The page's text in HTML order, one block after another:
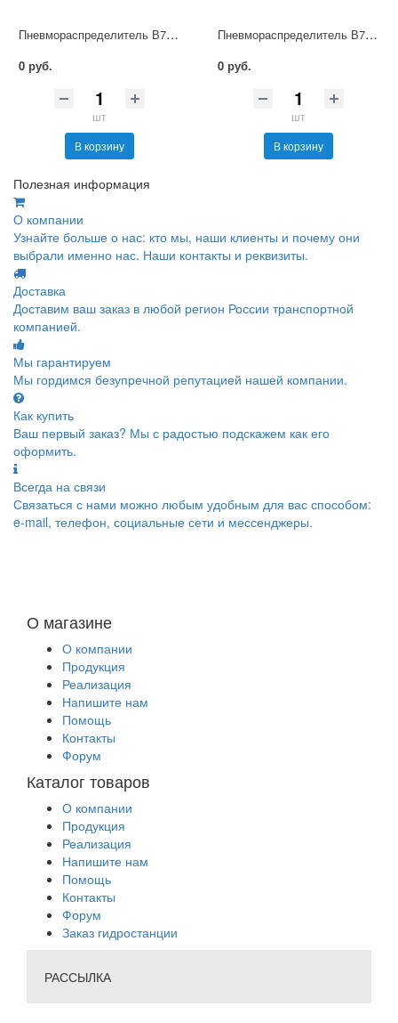
Пневмораспределитель В79-11А
0 руб.
шт
В корзину
Пневмораспределитель В74-21А
0 руб.
шт
В корзину
Полезная информация
О компании
Узнайте больше о нас: кто мы, наши клиенты и почему они
выбрали именно нас. Наши контакты и реквизиты.
Доставка
Доставим ваш заказ в любой регион России транспортной
компанией.
Мы гарантируем
Мы гордимся безупречной репутацией нашей компании.
Как купить
Ваш первый заказ? Мы с радостью подскажем как его
оформить.
Всегда на связи
Связаться с нами можно любым удобным для вас способом:
e-mail, телефон, социальные сети и мессенджеры.
О магазине
О компании
Продукция
Реализация
Напишите нам
Помощь
Контакты
Форум
Каталог товаров
О компании
Продукция
Реализация
Напишите нам
Помощь
Контакты
Форум
Заказ гидростанции
РАССЫЛКА